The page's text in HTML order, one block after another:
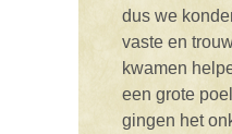
dus we
vaste en
kwamen
een grote
gingen het